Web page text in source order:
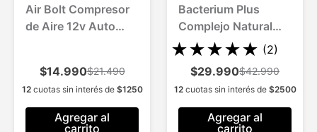
Air Bolt Compresor
de Aire 12v Auto
$14.990$21.490
12cuotas sin interés de $1250
Agregar al
carrito
Bacterium Plus
Complejo Natural
Probiótico para 1
Mes
★★★★★ (2)
$29.990$42.990
12cuotas sin interés de $2500
Agregar al
carrito